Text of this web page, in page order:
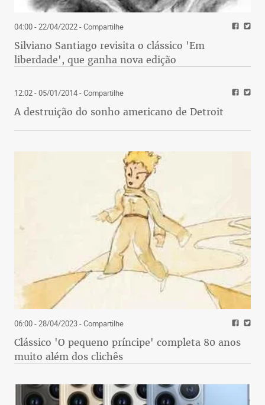
04:00 - 22/04/2022- Compartilhe
Silviano Santiago revisita o clássico 'Em
liberdade', que ganha nova edição
12:02 - 05/01/2014- Compartilhe
A destruição do sonho americano de Detroit
06:00 - 28/04/2023- Compartilhe
Clássico 'O pequeno príncipe' completa 80 anos
muito além dos clichês